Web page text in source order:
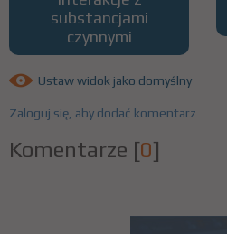
substancjami
czynnymi
Ustaw widok jako domyślny
Zaloguj się, aby dodać komentarz
Komentarze [0]